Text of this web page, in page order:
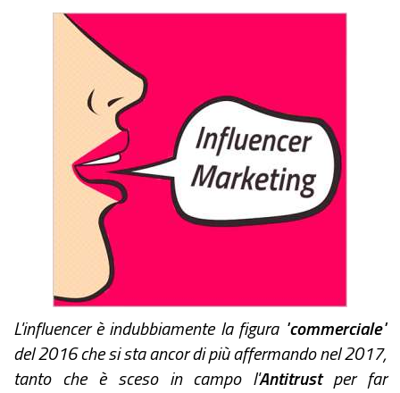
L'influencer è indubbiamente la figura "commerciale"
del 2016 che si sta ancor di più affermando nel 2017,
tanto che è sceso in campo l'Antitrustper far